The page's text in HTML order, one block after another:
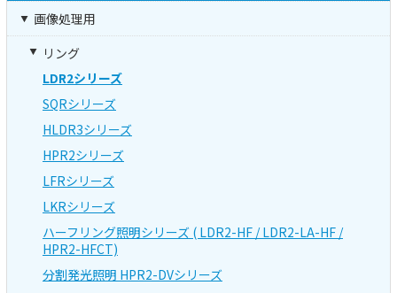
画像処理用
リング
LDR2シリーズ
SQRシリーズ
HLDR3シリーズ
HPR2シリーズ
LFRシリーズ
LKRシリーズ
ハーフリング照明シリーズ ( LDR2-HF / LDR2-LA-HF /
HPR2-HFCT)
分割発光照明 HPR2-DVシリーズ